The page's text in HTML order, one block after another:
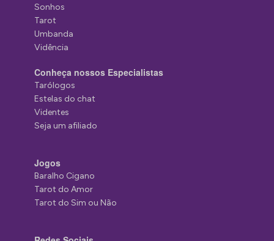
Sonhos
Tarot
Umbanda
Vidência
Conheça nossos Especialistas
Tarólogos
Estelas do chat
Videntes
Seja um afiliado
Jogos
Baralho Cigano
Tarot do Amor
Tarot do Sim ou Não